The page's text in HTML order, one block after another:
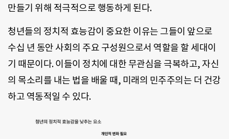
만들기 위해 적극적으로 행동하게 된다.
청년들의 정치적 효능감이 중요한 이유는 그들이 앞으로
수십 년 동안 사회의 주요 구성원으로서 역할을 할 세대이
기 때문이다. 이들이 정치에 대한 무관심을 극복하고, 자신
의 목소리를 내는 법을 배울 때, 미래의 민주주의는 더 건강
하고 역동적일 수 있다.